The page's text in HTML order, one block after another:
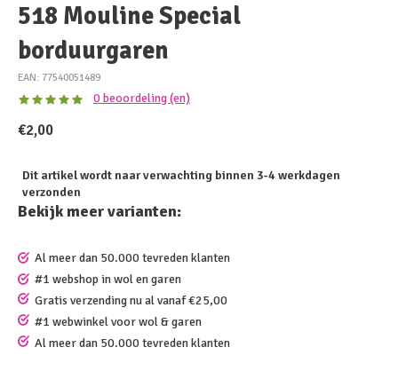
518 Mouline Special
borduurgaren
EAN: 77540051489
0 beoordeling (en)
€2,00
Dit artikel wordt naar verwachting binnen 3-4 werkdagen
verzonden
Bekijk meer varianten:
Al meer dan 50.000 tevreden klanten
#1 webshop in wol en garen
Gratis verzending nu al vanaf €25,00
#1 webwinkel voor wol & garen
Al meer dan 50.000 tevreden klanten